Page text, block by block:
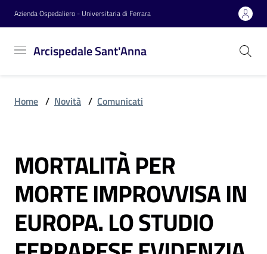
Vai al contenuto
Vai alla navigazione
Vai al footer
Azienda Ospedaliero - Universitaria di Ferrara
Arcispedale Sant'Anna
Sant'Anna
Azienda
Servizi
Reparti
Home / Novità / Comunicati
Salta al contenuto
MORTALITÀ PER
MORTE IMPROVVISA IN
EUROPA. LO STUDIO